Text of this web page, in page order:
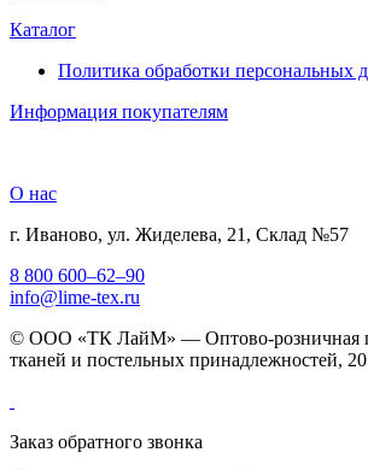
Каталог
Политика обработки персональных
Информация покупателям
О нас
г. Иваново, ул. Жиделева, 21, Склад №57
8 800 600–62–90
info@lime-tex.ru
© ООО «ТК ЛайМ» — Оптово-розничная
тканей и постельных принадлежностей,
Заказ обратного звонка